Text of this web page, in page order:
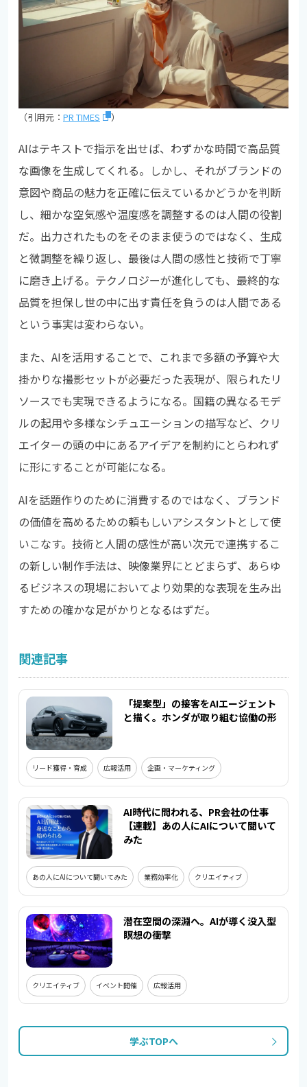
（引用元： PR TIMES ）
AIはテキストで指示を出せば、わずかな時間で高品質
な画像を生成してくれる。しかし、それがブランドの
意図や商品の魅力を正確に伝えているかどうかを判断
し、細かな空気感や温度感を調整するのは人間の役割
だ。出力されたものをそのまま使うのではなく、生成
と微調整を繰り返し、最後は人間の感性と技術で丁寧
に磨き上げる。テクノロジーが進化しても、最終的な
品質を担保し世の中に出す責任を負うのは人間である
という事実は変わらない。
また、AIを活用することで、これまで多額の予算や大
掛かりな撮影セットが必要だった表現が、限られたリ
ソースでも実現できるようになる。国籍の異なるモデ
ルの起用や多様なシチュエーションの描写など、クリ
エイターの頭の中にあるアイデアを制約にとらわれず
に形にすることが可能になる。
AIを話題作りのために消費するのではなく、ブランド
の価値を高めるための頼もしいアシスタントとして使
いこなす。技術と人間の感性が高い次元で連携するこ
の新しい制作手法は、映像業界にとどまらず、あらゆ
るビジネスの現場においてより効果的な表現を生み出
すための確かな足がかりとなるはずだ。
関連記事
「提案型」の接客をAIエージェント
と描く。ホンダが取り組む協働の形
リード獲得・育成 広報活用 企画・マーケティング
AI時代に問われる、PR会社の仕事
【連載】あの人にAIについて聞いて
みた
あの人にAIについて聞いてみた 業務効率化 クリエイティブ
潜在空間の深淵へ。AIが導く没入型
瞑想の衝撃
クリエイティブ イベント開催 広報活用
学ぶTOPへ